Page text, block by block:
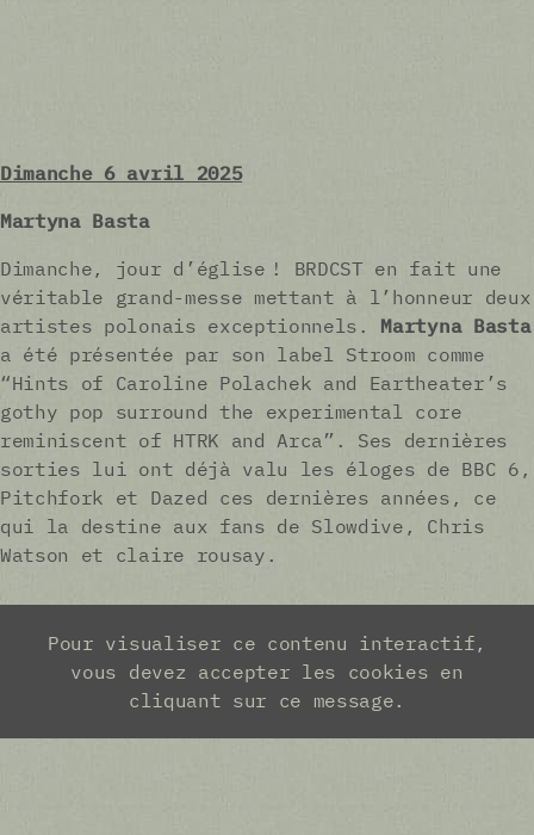
Dimanche 6 avril 2025
Martyna Basta
Dimanche, jour d’église ! BRDCST en fait une
véritable grand-messe mettant à l’honneur deux
artistes polonais exceptionnels. Martyna Basta
a été présentée par son label Stroom comme
“Hints of Caroline Polachek and Eartheater’s
gothy pop surround the experimental core
reminiscent of HTRK and Arca”. Ses dernières
sorties lui ont déjà valu les éloges de BBC 6,
Pitchfork et Dazed ces dernières années, ce
qui la destine aux fans de Slowdive, Chris
Watson et claire rousay.